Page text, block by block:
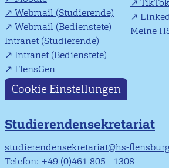
Webmail (Studierende)
Webmail (Bedienstete)
Intranet (Studierende)
Intranet (Bedienstete)
FlensGen
TikTok
Meine
Cookie Einstellungen
Studierendensekretariat
studierendensekretariat@hs-
Telefon: +49 (0)461 805 - 1308